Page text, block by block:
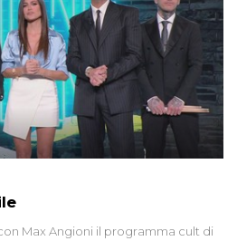
Max Angioni il programma cult di